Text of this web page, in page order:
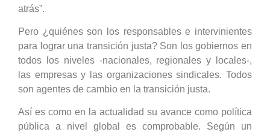
atrás”.
Pero ¿quiénes son los responsables e intervinientes
para lograr una transición justa? Son los gobiernos en
todos los niveles -nacionales, regionales y locales-,
las empresas y las organizaciones sindicales. Todos
son agentes de cambio en la transición justa.
Así es como en la actualidad su avance como política
pública a nivel global es comprobable. Según un